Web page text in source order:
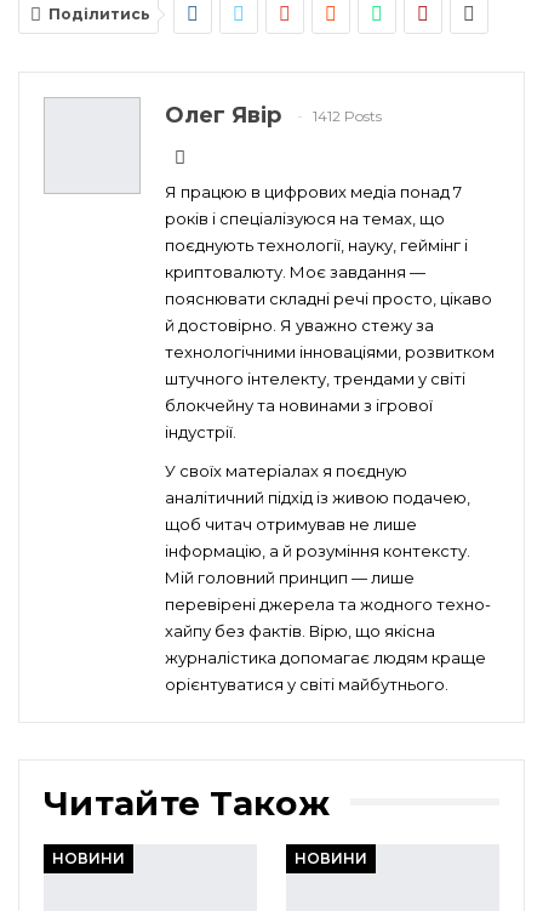
Поділитись
Олег Явір 1412 Posts
Я працюю в цифрових медіа понад 7
років і спеціалізуюся на темах, що
поєднують технології, науку, геймінг і
криптовалюту. Моє завдання —
пояснювати складні речі просто, цікаво
й достовірно. Я уважно стежу за
технологічними інноваціями, розвитком
штучного інтелекту, трендами у світі
блокчейну та новинами з ігрової
індустрії.
У своїх матеріалах я поєдную
аналітичний підхід із живою подачею,
щоб читач отримував не лише
інформацію, а й розуміння контексту.
Мій головний принцип — лише
перевірені джерела та жодного техно-
хайпу без фактів. Вірю, що якісна
журналістика допомагає людям краще
орієнтуватися у світі майбутнього.
Читайте Також
НОВИНИ НОВИНИ